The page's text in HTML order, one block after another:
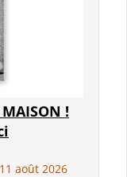
MAISON !
août 2026